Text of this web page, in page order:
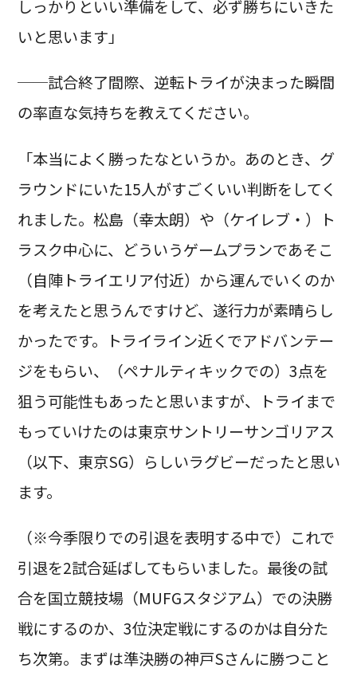
しっかりといい準備をして、必ず勝ちにいきた
いと思います」
──試合終了間際、逆転トライが決まった瞬間
の率直な気持ちを教えてください。
「本当によく勝ったなというか。あのとき、グ
ラウンドにいた15人がすごくいい判断をしてく
れました。松島（幸太朗）や（ケイレブ・）ト
ラスク中心に、どういうゲームプランであそこ
（自陣トライエリア付近）から運んでいくのか
を考えたと思うんですけど、遂行力が素晴らし
かったです。トライライン近くでアドバンテー
ジをもらい、（ペナルティキックでの）3点を
狙う可能性もあったと思いますが、トライまで
もっていけたのは東京サントリーサンゴリアス
（以下、東京SG）らしいラグビーだったと思い
ます。
（※今季限りでの引退を表明する中で）これで
引退を2試合延ばしてもらいました。最後の試
合を国立競技場（MUFGスタジアム）での決勝
戦にするのか、3位決定戦にするのかは自分た
ち次第。まずは準決勝の神戸Sさんに勝つこと